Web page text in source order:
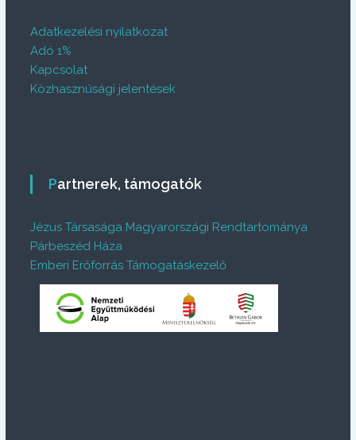
Adatkezelési nyilatkozat
Adó 1%
Kapcsolat
Közhasznúsági jelentések
Partnerek, támogatók
Jézus Társasága Magyarországi Rendtartománya
Párbeszéd Háza
Emberi Erőforrás Támogatáskezelő